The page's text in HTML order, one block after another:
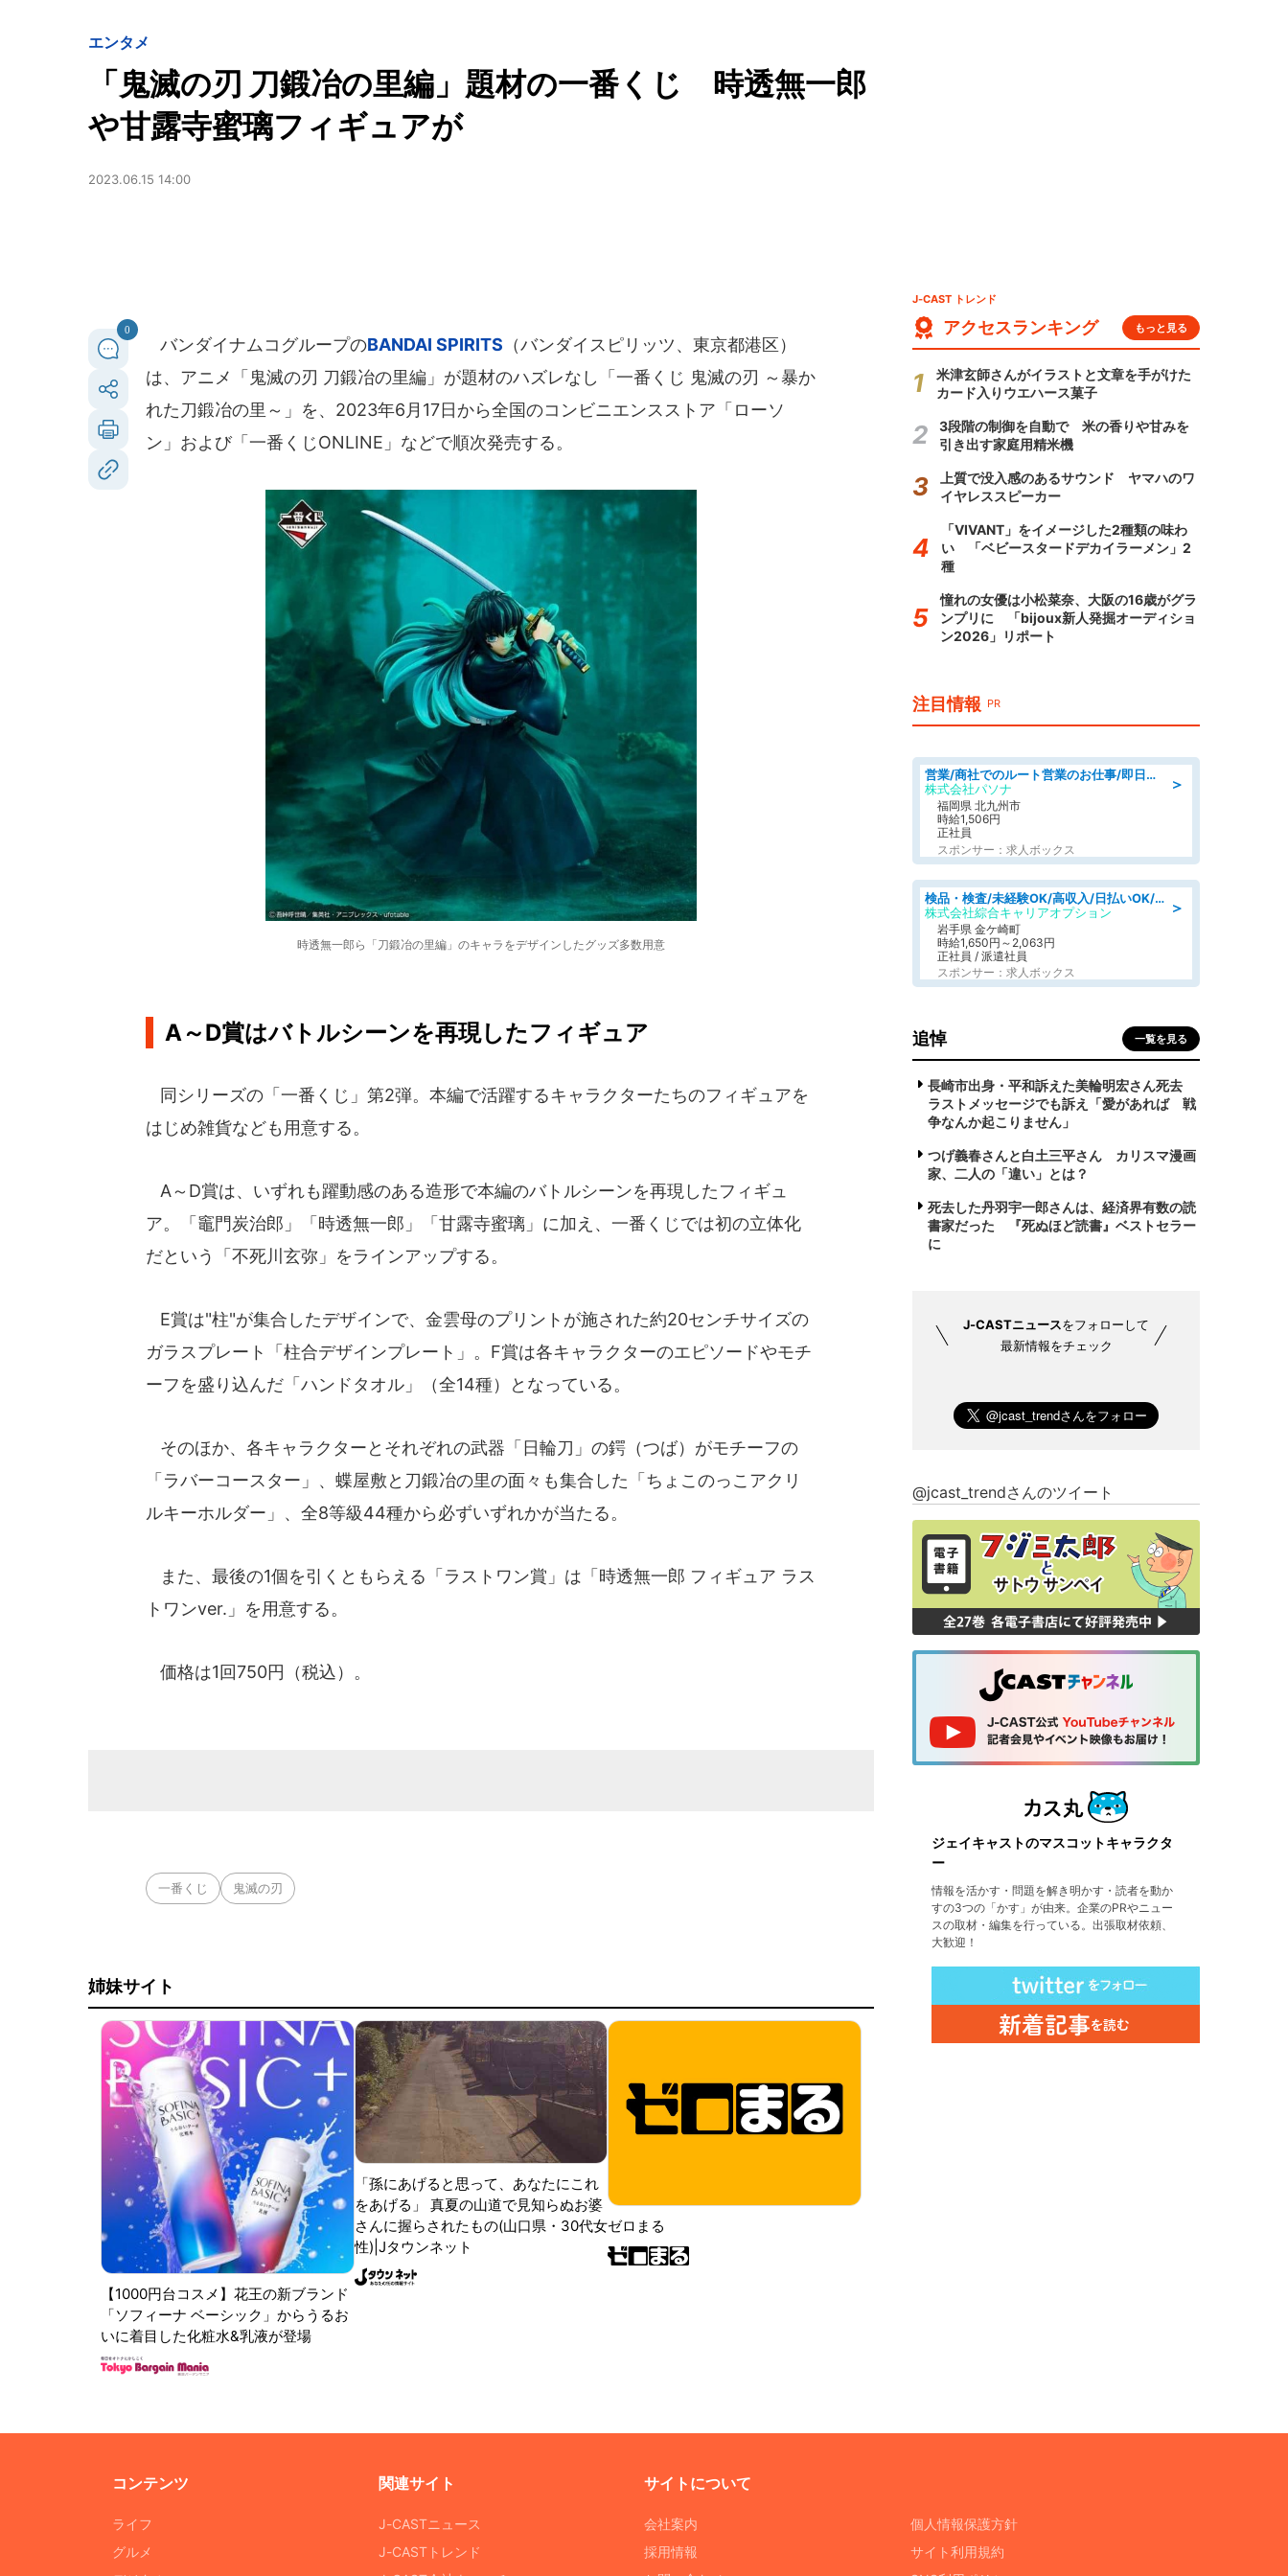
エンタメ
「鬼滅の刃 刀鍛冶の里編」題材の一番くじ 時透無一郎
や甘露寺蜜璃フィギュアが
2023.06.15 14:00
0
バンダイナムコグループのBANDAI SPIRITS （バンダイスピリッツ、東京都港区）
は、アニメ「鬼滅の刃 刀鍛冶の里編」が題材のハズレなし「一番くじ 鬼滅の刃 ～暴か
れた刀鍛冶の里～」を、2023年6月17日から全国のコンビニエンスストア「ローソ
ン」および「一番くじONLINE」などで順次発売する。
時透無一郎ら「刀鍛冶の里編」のキャラをデザインしたグッズ多数用意
A～D賞はバトルシーンを再現したフィギュア
同シリーズの「一番くじ」第2弾。本編で活躍するキャラクターたちのフィギュアを
はじめ雑貨なども用意する。
A～D賞は、いずれも躍動感のある造形で本編のバトルシーンを再現したフィギュ
ア。「竈門炭治郎」「時透無一郎」「甘露寺蜜璃」に加え、一番くじでは初の立体化
だという「不死川玄弥」をラインアップする。
E賞は"柱"が集合したデザインで、金雲母のプリントが施された約20センチサイズの
ガラスプレート「柱合デザインプレート」。F賞は各キャラクターのエピソードやモチ
ーフを盛り込んだ「ハンドタオル」（全14種）となっている。
そのほか、各キャラクターとそれぞれの武器「日輪刀」の鍔（つば）がモチーフの
「ラバーコースター」、蝶屋敷と刀鍛冶の里の面々も集合した「ちょこのっこアクリ
ルキーホルダー」、全8等級44種から必ずいずれかが当たる。
また、最後の1個を引くともらえる「ラストワン賞」は「時透無一郎 フィギュア ラス
トワンver.」を用意する。
価格は1回750円（税込）。
一番くじ 鬼滅の刃
姉妹サイト
【1000円台コスメ】花王の新ブランド
「ソフィーナ ベーシック」からうるお
いに着目した化粧水&乳液が登場
「孫にあげると思って、あなたにこれ
をあげる」 真夏の山道で見知らぬお婆
さんに握らされたもの(山口県・30代女
性)|Jタウンネット
ゼロまる
J-CAST トレンド
アクセスランキング もっと見る
米津玄師さんがイラストと文章を手がけた
カード入りウエハース菓子
3段階の制御を自動で 米の香りや甘みを
引き出す家庭用精米機
上質で没入感のあるサウンド ヤマハのワ
イヤレススピーカー
「VIVANT」をイメージした2種類の味わ
い 「ベビースタードデカイラーメン」2
種
憧れの女優は小松菜奈、大阪の16歳がグラ
ンプリに 「bijoux新人発掘オーディショ
ン2026」リポート
注目情報 PR
＞
営業/商社でのルート営業のお仕事/即日勤務可/車通勤可/営業
株式会社パソナ
福岡県 北九州市
時給1,506円
正社員
スポンサー：求人ボックス
＞
検品・検査/未経験OK/高収入/日払いOK/交替制/20・30・40代活躍中
株式会社綜合キャリアオプション
岩手県 金ケ崎町
時給1,650円～2,063円
正社員 / 派遣社員
スポンサー：求人ボックス
追悼 一覧を見る
長崎市出身・平和訴えた美輪明宏さん死去
ラストメッセージでも訴え「愛があれば 戦
争なんか起こりません」
つげ義春さんと白土三平さん カリスマ漫画
家、二人の「違い」とは？
死去した丹羽宇一郎さんは、経済界有数の読
書家だった 『死ぬほど読書』ベストセラー
に
J-CASTニュースをフォローして
最新情報をチェック
@jcast_trendさんのツイート
ジェイキャストのマスコットキャラクタ
ー
情報を活かす・問題を解き明かす・読者を動か
すの3つの「かす」が由来。企業のPRやニュー
スの取材・編集を行っている。出張取材依頼、
大歓迎！
コンテンツ
ライフ
グルメ
関連サイト
J-CASTニュース
J-CASTトレンド
サイトについて
会社案内
採用情報
個人情報保護方針
サイト利用規約